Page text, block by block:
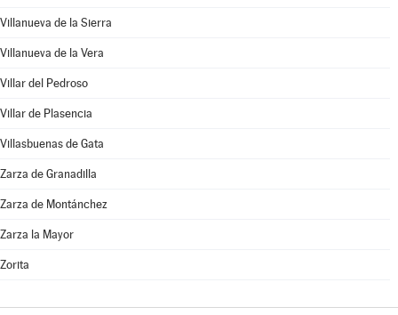
Villanueva de la Sierra
Villanueva de la Vera
Villar del Pedroso
Villar de Plasencia
Villasbuenas de Gata
Zarza de Granadilla
Zarza de Montánchez
Zarza la Mayor
Zorita